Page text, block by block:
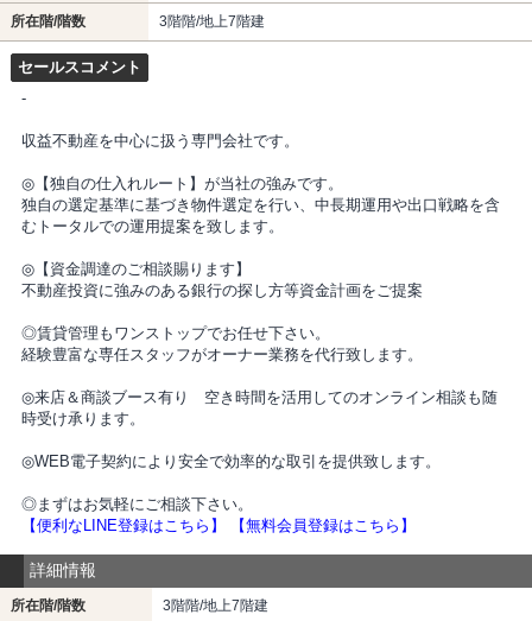
所在階/階数 3階階/地上7階建
セールスコメント
-
収益不動産を中心に扱う専門会社です。
◎【独自の仕入れルート】が当社の強みです。
独自の選定基準に基づき物件選定を行い、中長期運用や出口戦略を含
むトータルでの運用提案を致します。
◎【資金調達のご相談賜ります】
不動産投資に強みのある銀行の探し方等資金計画をご提案
◎賃貸管理もワンストップでお任せ下さい。
経験豊富な専任スタッフがオーナー業務を代行致します。
◎来店＆商談ブース有り 空き時間を活用してのオンライン相談も随
時受け承ります。
◎WEB電子契約により安全で効率的な取引を提供致します。
◎まずはお気軽にご相談下さい。
【便利なLINE登録はこちら】
【無料会員登録はこちら】
詳細情報
所在階/階数 3階階/地上7階建